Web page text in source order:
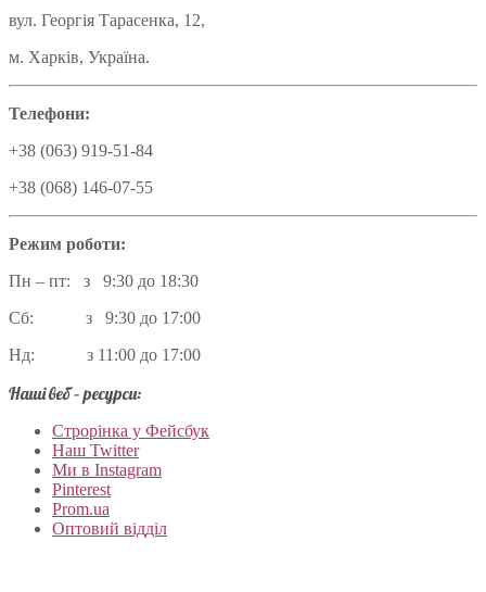
вул. Георгія Тарасенка, 12,
м. Харків, Україна.
Телефони:
+38 (063) 919-51-84
+38 (068) 146-07-55
Режим роботи:
Пн – пт: з 9:30 до 18:30
Сб: з 9:30 до 17:00
Нд: з 11:00 до 17:00
Наші веб – ресурси:
Строрінка у Фейсбук
Наш Twitter
Ми в Instagram
Pinterest
Prom.ua
Оптовий відділ